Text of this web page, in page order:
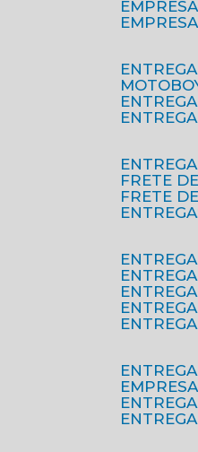
FRETE
FRETE